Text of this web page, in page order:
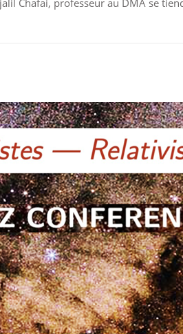
Chafai, professeur au DMA se